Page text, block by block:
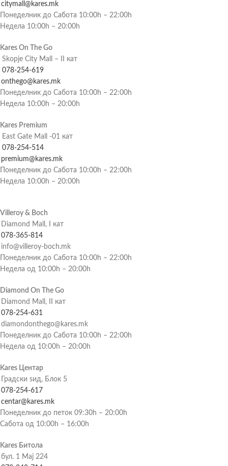
citymall@kares.mk
Понеделник до Сабота 10:00h – 22:00h
Недела 10:00h – 20:00h
Kares On The Go
Skopje City Mall – II кат
078-254-619
onthego@kares.mk
Понеделник до Сабота 10:00h – 22:00h
Недела 10:00h – 20:00h
Kares Premium
East Gate Mall -01 кат
078-254-514
premium@kares.mk
Понеделник до Сабота 10:00h – 22:00h
Недела 10:00h – 20:00h
Villeroy & Boch
Diamond Mall, I кат
078-365-814
info@villeroy-boch.mk
Понеделник до Сабота 10:00h – 22:00h
Недела од 10:00h – 20:00h
Diamond On The Go
Diamond Mall, II кат
078-254-631
diamondonthego@kares.mk
Понеделник до Сабота 10:00h – 22:00h
Недела од 10:00h – 20:00h
Kares Центар
Градски ѕид, Блок 5
078-254-617
centar@kares.mk
Понеделник до петок 09:30h – 20:00h
Сабота од 10:00h – 16:00h
Kares Битола
бул. 1 Мај 224